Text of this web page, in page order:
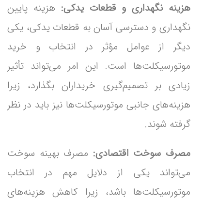
هزینه نگهداری و قطعات یدکی: هزینه پایین
نگهداری و دسترسی آسان به قطعات یدکی، یکی
دیگر از عوامل مؤثر در انتخاب و خرید
موتورسیکلت‌ها است. این امر می‌تواند تأثیر
زیادی بر تصمیم‌گیری خریداران بگذارد، زیرا
هزینه‌های جانبی موتورسیکلت‌ها نیز باید در نظر
گرفته شوند.
مصرف سوخت اقتصادی: مصرف بهینه سوخت
می‌تواند یکی از دلایل مهم در انتخاب
موتورسیکلت‌ها باشد، زیرا کاهش هزینه‌های